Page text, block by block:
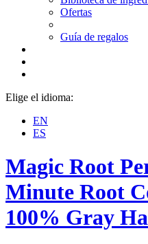
Ofertas
Guía de regalos
Elige el idioma:
EN
ES
Magic Root
Minute Root
100% Gray